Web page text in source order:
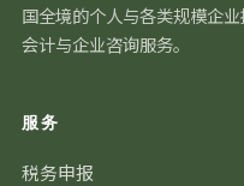
国全境的个人与各类规模企业
会计与企业咨询服务。
服务
税务申报